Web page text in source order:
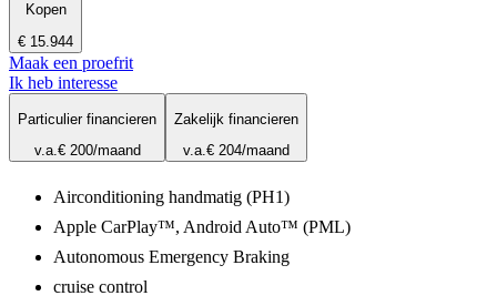
Kopen
€ 15.944
Maak een proefrit
Ik heb interesse
Particulier financieren
v.a.€ 200/maand
Zakelijk financieren
v.a.€ 204/maand
Airconditioning handmatig (PH1)
Apple CarPlay™, Android Auto™ (PML)
Autonomous Emergency Braking
cruise control